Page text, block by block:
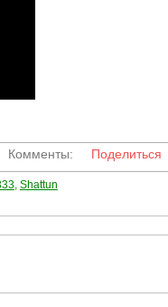
Поделиться
, Shattun